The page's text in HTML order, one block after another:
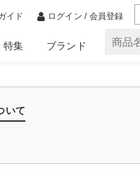
イド ログイン / 会員登録
特集 ブランド
いて